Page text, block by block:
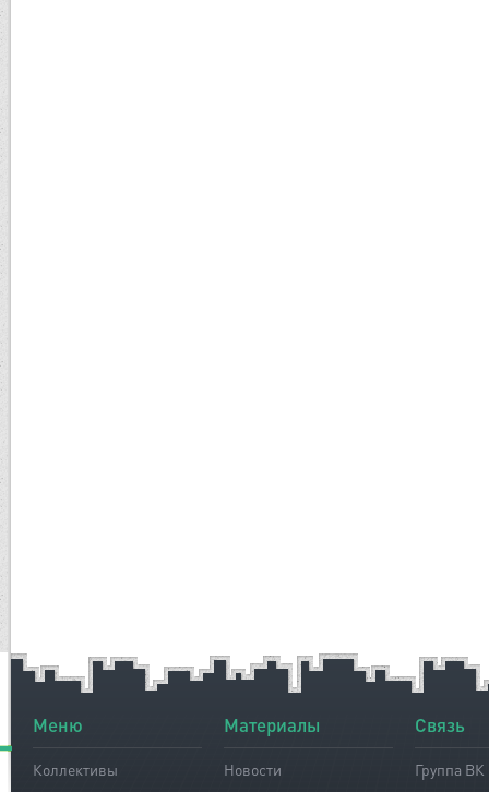
Меню
Коллективы
Материалы
Новости
Связь
Группа ВК